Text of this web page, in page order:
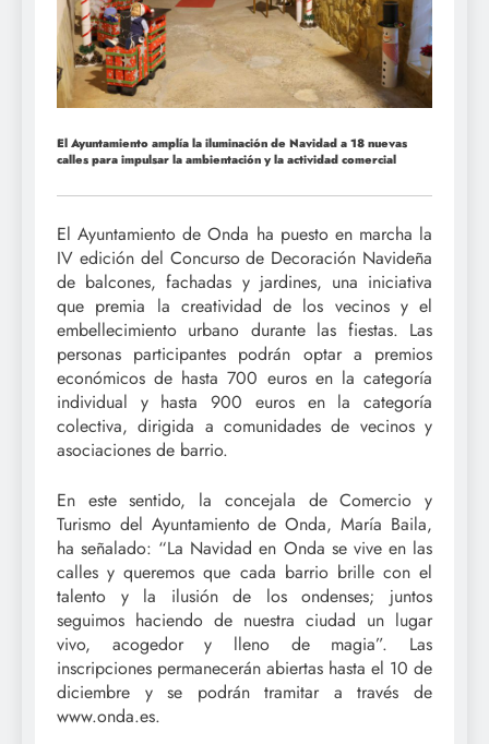
El Ayuntamiento amplía la iluminación de Navidad a 18 nuevas
calles para impulsar la ambientación y la actividad comercial
El Ayuntamiento de Onda ha puesto en marcha la
IV edición del Concurso de Decoración Navideña
de balcones, fachadas y jardines, una iniciativa
que premia la creatividad de los vecinos y el
embellecimiento urbano durante las fiestas. Las
personas participantes podrán optar a premios
económicos de hasta 700 euros en la categoría
individual y hasta 900 euros en la categoría
colectiva, dirigida a comunidades de vecinos y
asociaciones de barrio.
En este sentido, la concejala de Comercio y
Turismo del Ayuntamiento de Onda, María Baila,
ha señalado: “La Navidad en Onda se vive en las
calles y queremos que cada barrio brille con el
talento y la ilusión de los ondenses; juntos
seguimos haciendo de nuestra ciudad un lugar
vivo, acogedor y lleno de magia”. Las
inscripciones permanecerán abiertas hasta el 10 de
diciembre y se podrán tramitar a través de
www.onda.es.